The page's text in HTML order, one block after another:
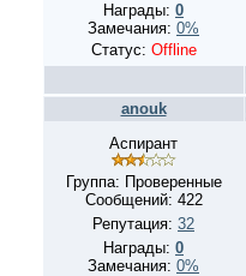
Награды: 0
Замечания: 0%
Статус: Offline
anouk
Аспирант
Группа: Проверенные
Сообщений: 422
Репутация: 32
Награды: 0
Замечания: 0%